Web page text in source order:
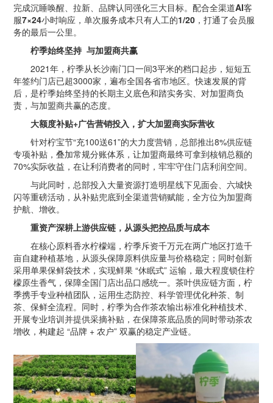
完成沉睡唤醒、拉新、品牌认同强化三大目标。配合全渠道AI客
服7×24小时响应，单次服务成本只有人工的1/20 ，打通了会员服
务的最后一公里。
柠季始终坚持 与加盟商共赢
2021年，柠季从长沙南门口一间3平米的档口起步，短短五
年签约门店已超3000家，遍布全国各省市地区。快速发展的背
后，是柠季始终坚持的长期主义底色和踏实务实、对加盟商负
责，与加盟商共赢的态度。
大额度补贴+广告营销投入，扩大加盟商实际营收
针对柠宝节“充100送61”的大力度营销，总部推出8%供应链
专项补贴，叠加常规分账体系，让加盟商最终可拿到核销总额的
70%实际收益，在让利消费者的同时，牢牢守住门店利润空间。
与此同时，总部投入大量资源打造明星线下见面会、六城快
闪等重磅活动，从补贴兜底到全渠道营销赋能，全方位为加盟商
护航、增收。
重资产深耕上游供应链，从源头把控品质与成本
在核心原料香水柠檬端，柠季斥资千万元在两广地区打造千
亩自建种植基地，从源头保障原料供应量与价格稳定；同时创新
采用单果保鲜袋技术，实现鲜果 “休眠式” 运输，最大程度锁住柠
檬原生香气，保障全国门店出品口感统一。茶叶供应链方面，柠
季携手专业种植团队，运用生态防控、科学管理优化种茶、制
茶、保鲜全流程。同时，柠季为合作茶农输出标准化种植技术、
开展专业培训并提供采摘补贴，在保障茶底品质的同时带动茶农
增收，构建起 “品牌 + 农户” 双赢的稳定产业链。